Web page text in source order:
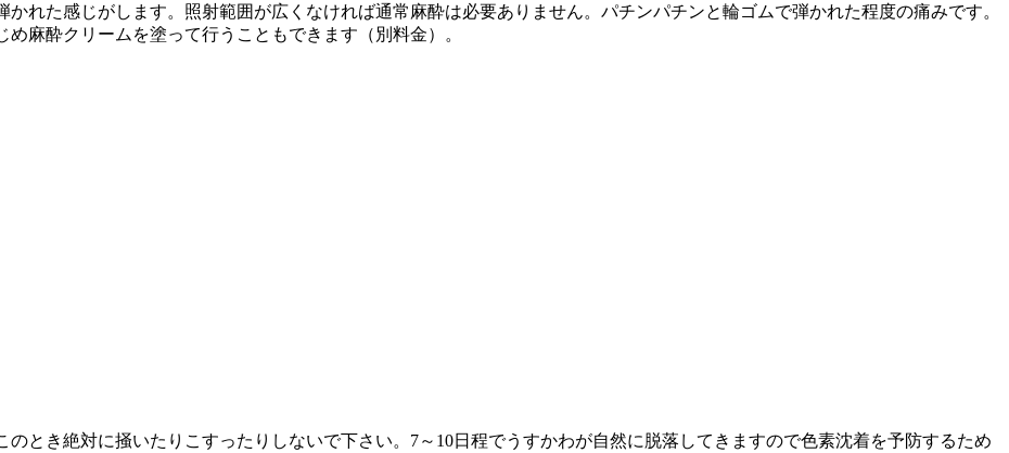
れた感じがします。照射範囲が広くなければ通常麻酔は必要ありません。パチンパチンと輪ゴムで弾かれた程度の痛みです。
麻酔クリームを塗って行うこともできます（別料金）。
とき絶対に掻いたりこすったりしないで下さい。7～10日程でうすかわが自然に脱落してきますので色素沈着を予防するため